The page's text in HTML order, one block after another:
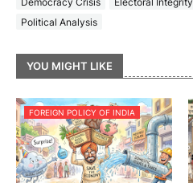
Political Analysis
YOU MIGHT LIKE
FOREIGN POLICY OF INDIA